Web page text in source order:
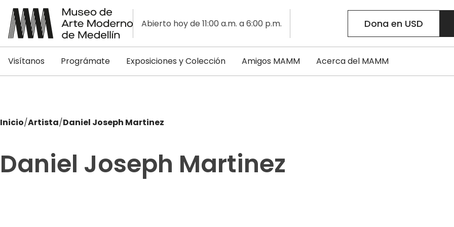
Abierto hoy de 11:00 a.m. a 6:00 p.m. Dona en USD
Visítanos Prográmate Exposiciones y Colección Amigos MAMM Acerca del MAMM
Inicio/Artista/Daniel Joseph Martinez
Daniel Joseph Martinez